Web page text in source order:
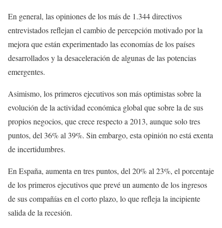
En general, las opiniones de los más de 1.344 directivos
entrevistados reflejan el cambio de percepción motivado por la
mejora que están experimentado las economías de los países
desarrollados y la desaceleración de algunas de las potencias
emergentes.
Asimismo, los primeros ejecutivos son más optimistas sobre la
evolución de la actividad económica global que sobre la de sus
propios negocios, que crece respecto a 2013, aunque solo tres
puntos, del 36% al 39%. Sin embargo, esta opinión no está exenta
de incertidumbres.
En España, aumenta en tres puntos, del 20% al 23%, el porcentaje
de los primeros ejecutivos que prevé un aumento de los ingresos
de sus compañías en el corto plazo, lo que refleja la incipiente
salida de la recesión.